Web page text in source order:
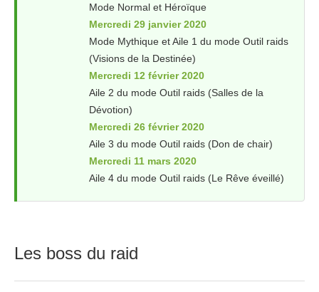
Mode Normal et Héroïque
Mercredi 29 janvier 2020
Mode Mythique et Aile 1 du mode Outil raids
(Visions de la Destinée)
Mercredi 12 février 2020
Aile 2 du mode Outil raids (Salles de la
Dévotion)
Mercredi 26 février 2020
Aile 3 du mode Outil raids (Don de chair)
Mercredi 11 mars 2020
Aile 4 du mode Outil raids (Le Rêve éveillé)
Les boss du raid